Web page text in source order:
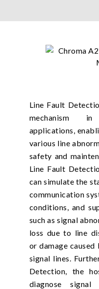
Line Fault
mechanism
applications,
various line
safety and
Line Fault
can simulate the
communication
conditions, and
such as signal
loss due to line
or damage
signal lines.
Detection, the
diagnose signal